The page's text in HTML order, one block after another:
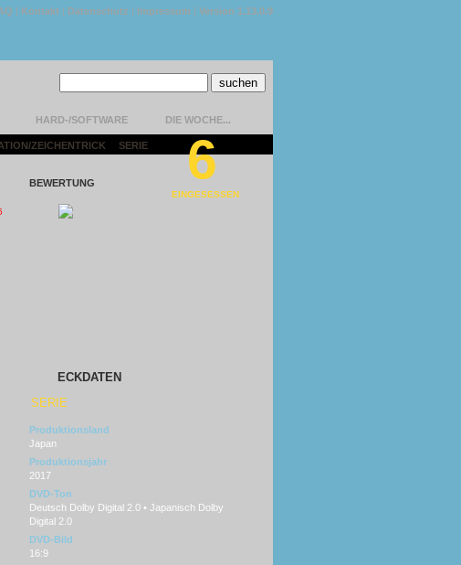
| Kontakt | Datenschutz | Impressum | Version 1.13.0.9
HARD-/SOFTWARE DIE WOCHE...
ZEICHENTRICK SERIE
BEWERTUNG 6
EINGESESSEN
ECKDATEN
SERIE
Produktionsland
Japan
Produktionsjahr
2017
DVD-Ton
Deutsch Dolby Digital 2.0 • Japanisch Dolby
Digital 2.0
DVD-Bild
16:9